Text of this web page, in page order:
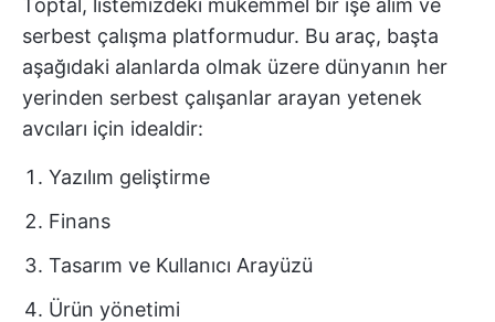
Toptal, listemizdeki mükemmel bir işe alım ve
serbest çalışma platformudur. Bu araç, başta
aşağıdaki alanlarda olmak üzere dünyanın her
yerinden serbest çalışanlar arayan yetenek
avcıları için idealdir:
Yazılım geliştirme
Finans
Tasarım ve Kullanıcı Arayüzü
Ürün yönetimi